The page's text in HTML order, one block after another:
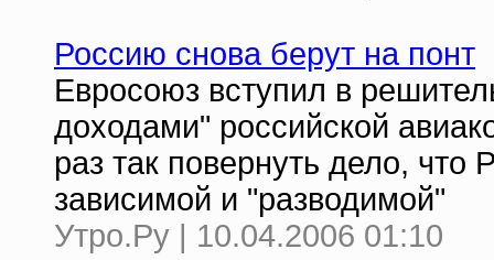
Россию снова берут на понт
Евросоюз вступил в
доходами" российской
раз так повернуть дело, что
зависимой и "разводимой"
Утро.Ру | 10.04.2006 01:10